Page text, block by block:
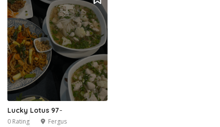
Lucky Lotus 97 ̵
0 Rating Fergus